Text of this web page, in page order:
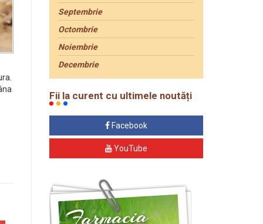
Septembrie
Octombrie
Noiembrie
Decembrie
Fii la curent cu ultimele noutăți
Facebook
YouTube